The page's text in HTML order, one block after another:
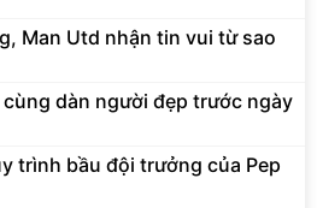
Man Utd nhận tin vui từ sao
dàn người đẹp trước ngày
trình bầu đội trưởng của Pep